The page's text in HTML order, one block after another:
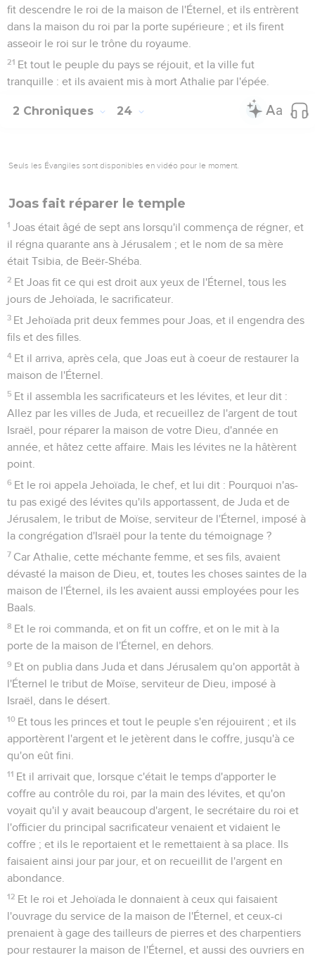
fit descendre le roi de la maison de l'Éternel, et ils entrèrent
dans la maison du roi par la porte supérieure ; et ils firent
asseoir le roi sur le trône du royaume.
21 Et tout le peuple du pays se réjouit, et la ville fut
tranquille : et ils avaient mis à mort Athalie par l'épée.
2 Chroniques 24
Seuls les Évangiles sont disponibles en vidéo pour le moment.
Joas fait réparer le temple
1 Joas était âgé de sept ans lorsqu'il commença de régner, et
il régna quarante ans à Jérusalem ; et le nom de sa mère
était Tsibia, de Beër-Shéba.
2 Et Joas fit ce qui est droit aux yeux de l'Éternel, tous les
jours de Jehoïada, le sacrificateur.
3 Et Jehoïada prit deux femmes pour Joas, et il engendra des
fils et des filles.
4 Et il arriva, après cela, que Joas eut à coeur de restaurer la
maison de l'Éternel.
5 Et il assembla les sacrificateurs et les lévites, et leur dit :
Allez par les villes de Juda, et recueillez de l'argent de tout
Israël, pour réparer la maison de votre Dieu, d'année en
année, et hâtez cette affaire. Mais les lévites ne la hâtèrent
point.
6 Et le roi appela Jehoïada, le chef, et lui dit : Pourquoi n'as-
tu pas exigé des lévites qu'ils apportassent, de Juda et de
Jérusalem, le tribut de Moïse, serviteur de l'Éternel, imposé à
la congrégation d'Israël pour la tente du témoignage ?
7 Car Athalie, cette méchante femme, et ses fils, avaient
dévasté la maison de Dieu, et, toutes les choses saintes de la
maison de l'Éternel, ils les avaient aussi employées pour les
Baals.
8 Et le roi commanda, et on fit un coffre, et on le mit à la
porte de la maison de l'Éternel, en dehors.
9 Et on publia dans Juda et dans Jérusalem qu'on apportât à
l'Éternel le tribut de Moïse, serviteur de Dieu, imposé à
Israël, dans le désert.
10 Et tous les princes et tout le peuple s'en réjouirent ; et ils
apportèrent l'argent et le jetèrent dans le coffre, jusqu'à ce
qu'on eût fini.
11 Et il arrivait que, lorsque c'était le temps d'apporter le
coffre au contrôle du roi, par la main des lévites, et qu'on
voyait qu'il y avait beaucoup d'argent, le secrétaire du roi et
l'officier du principal sacrificateur venaient et vidaient le
coffre ; et ils le reportaient et le remettaient à sa place. Ils
faisaient ainsi jour par jour, et on recueillit de l'argent en
abondance.
12 Et le roi et Jehoïada le donnaient à ceux qui faisaient
l'ouvrage du service de la maison de l'Éternel, et ceux-ci
prenaient à gage des tailleurs de pierres et des charpentiers
pour restaurer la maison de l'Éternel, et aussi des ouvriers en